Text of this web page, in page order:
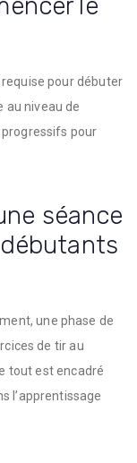
pour débuter
au niveau de
pour
séance
une phase de
de tir au
tout est encadré
l’apprentissage